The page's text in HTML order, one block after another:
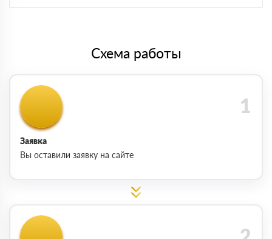
Схема работы
Заявка
Вы оставили заявку на сайте